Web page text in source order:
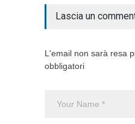
Lascia un
L'email non sarà resa
obbligatori